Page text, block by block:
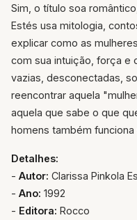
Sim, o título soa
Estés usa mitologia,
explicar como as
com sua intuição, força e
vazias, desconectadas,
reencontrar aquela
aquela que sabe o que
homens também
Detalhes:
- Autor: Clarissa Pinkola
- Ano: 1992
- Editora: Rocco